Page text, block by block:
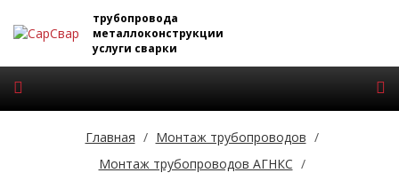
трубопровода
металлоконструкции
услуги сварки
Главная / Монтаж трубопроводов /
Монтаж трубопроводов АГНКС /